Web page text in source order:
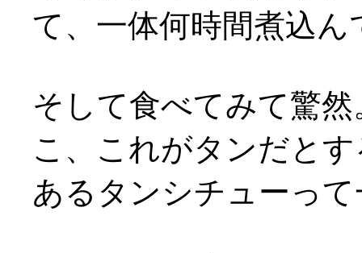
て、一体何時間煮込ん
そして食べてみて驚然
こ、これがタンだと
あるタンシチューっ